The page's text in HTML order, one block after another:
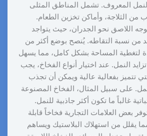
المعروف. تشمل المناطق المثلى
الثلاجة، وأماكن تخزين الطعام.
اللاصق نحو الجدران، حيث يتواجد
من نسبة التقاطه. يُنصح بوضع أكثر من
لتغطية المساحة بشكل كامل، مما يسهل
النمل. عند اختيار أنواع الفخاخ، يجب
تتميز بفعالية عالية ويمكن أن تجذب
على سبيل المثال، الفخاخ المصنوعة
غالباً ما تكون أكثر جاذبية للنمل.
بعض العلامات التجارية فخاخاً قابلة
يقلل من استهلاك البلاستيك ويساهم